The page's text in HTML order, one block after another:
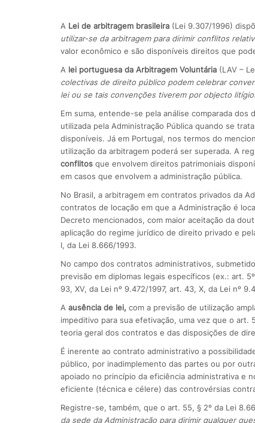
A Lei de arbitragem brasileira(Lei 9.307/1996)
utilizar-se da arbitragem para dirimir conflitos
valor econômico e são disponíveis direitos que
A lei portuguesa da Arbitragem Voluntária(LAV –
colectivas de direito público podem celebrar
lei ou se tais convenções tiverem por objecto
Em suma, entende-se pela análise comparada
utilizada pela Administração Pública quando se
disponíveis. Já em Portugal, nos termos do
utilização da arbitragem poderá ser superada. A
conflitosque envolvem direitos patrimoniais
em casos que envolvem a administração pública.
No Brasil, a arbitragem em contratos privados da
contratos de locação em que a Administração é
Decreto mencionados, com maior aceitação da
aplicação do regime jurídico de direito privado e
I, da Lei 8.666/1993.
No campo dos contratos administrativos,
previsão em diplomas legais específicos (ex.: art.
93, XV, da Lei nº 9.472/1997, art. 43, X, da Lei nº
A ausência de lei, com a previsão de utilização
impeditivo para sua efetivação, uma vez que o art.
teoria geral dos contratos e das disposições de
É inerente ao contrato administrativo a
público, por inadimplemento das partes ou por
apoiado no princípio da eficiência administrativa e
eficiente (técnica e célere) das controvérsias
Registre-se, também, que o art. 55, § 2º da Lei
da sede da Administração para dirimir qualquer